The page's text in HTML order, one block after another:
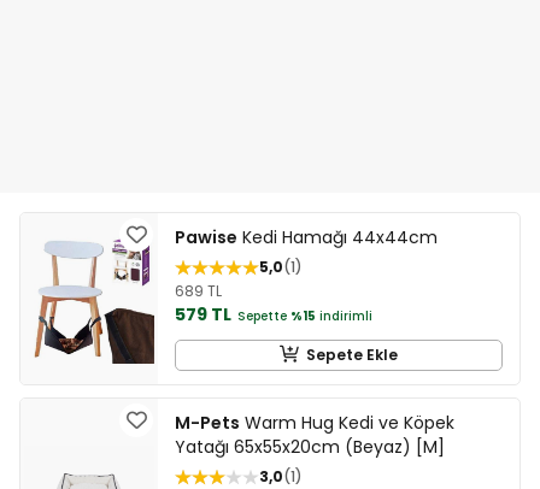
Pawise Kedi Hamağı 44x44cm
5,0 1
689 TL
579 TL Sepette %15 indirimli
Sepete Ekle
M-Pets Warm Hug Kedi ve Köpek
Yatağı 65x55x20cm (Beyaz) [M]
3,0 1